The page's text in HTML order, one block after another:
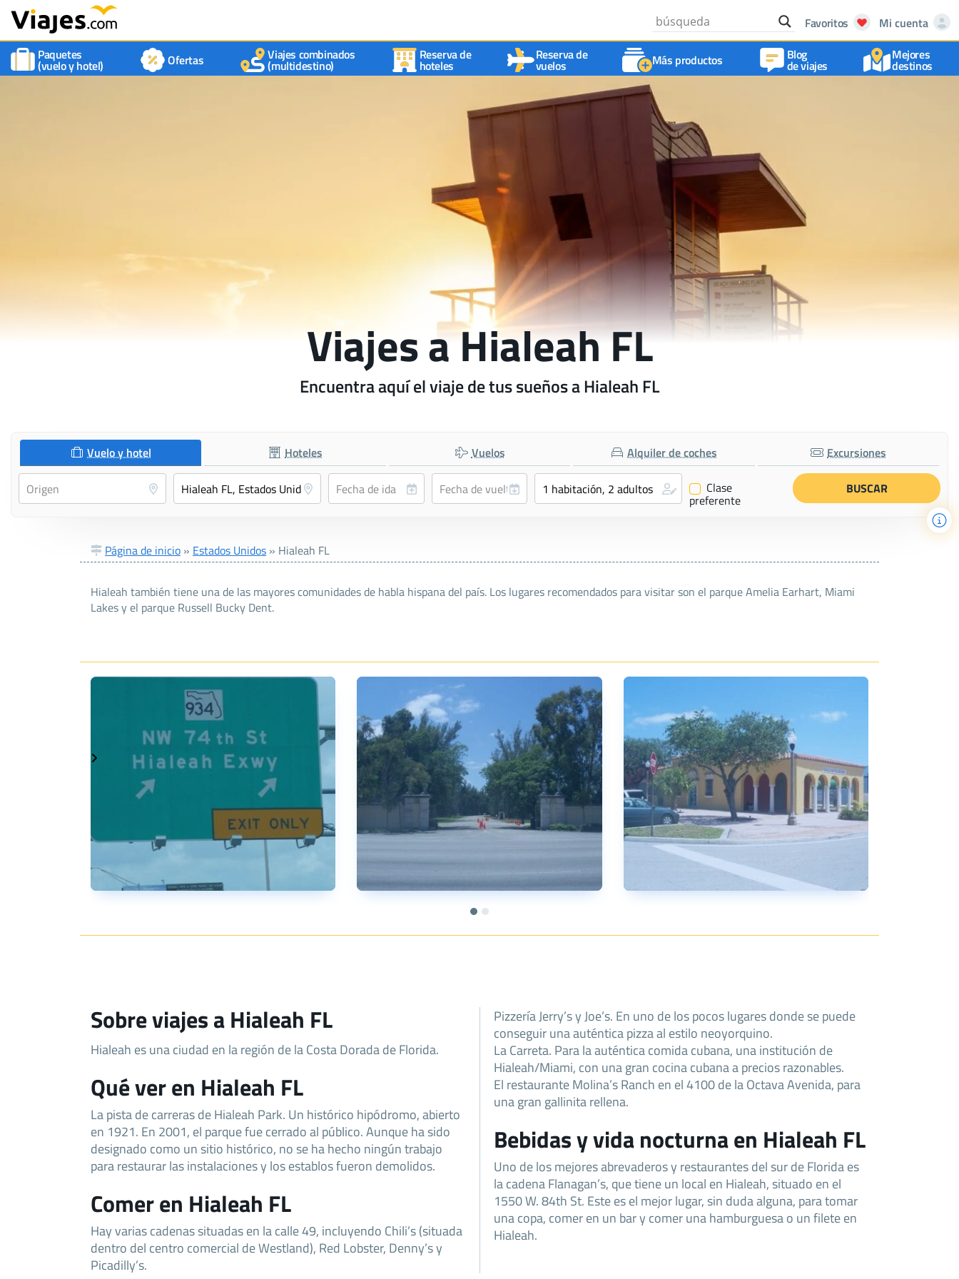
Favoritos
Mi cuenta
Paquetes
(vuelo y hotel) Ofertas Viajes combinados
(multidestino)
Reserva de
hoteles
Reserva de
vuelos Más productos Blog
de viajes
Mejores
destinos
Viajes a Hialeah FL
Encuentra aquí el viaje de tus sueños a Hialeah FL
Vuelo y hotel Hoteles Vuelos Alquiler de coches Excursiones
✔ Clase
preferente
Página de inicio » Estados Unidos » Hialeah FL
Hialeah también tiene una de las mayores comunidades de habla hispana del país. Los lugares recomendados para visitar son el parque Amelia Earhart, Miami
Lakes y el parque Russell Bucky Dent.
Sobre viajes a Hialeah FL
Hialeah es una ciudad en la región de la Costa Dorada de Florida.
Qué ver en Hialeah FL
La pista de carreras de Hialeah Park. Un histórico hipódromo, abierto
en 1921. En 2001, el parque fue cerrado al público. Aunque ha sido
designado como un sitio histórico, no se ha hecho ningún trabajo
para restaurar las instalaciones y los establos fueron demolidos.
Comer en Hialeah FL
Hay varias cadenas situadas en la calle 49, incluyendo Chili’s (situada
dentro del centro comercial de Westland), Red Lobster, Denny’s y
Picadilly’s.
Pizzería Jerry’s y Joe’s. En uno de los pocos lugares donde se puede
conseguir una auténtica pizza al estilo neoyorquino.
La Carreta. Para la auténtica comida cubana, una institución de
Hialeah/Miami, con una gran cocina cubana a precios razonables.
El restaurante Molina’s Ranch en el 4100 de la Octava Avenida, para
una gran gallinita rellena.
Bebidas y vida nocturna en Hialeah FL
Uno de los mejores abrevaderos y restaurantes del sur de Florida es
la cadena Flanagan’s, que tiene un local en Hialeah, situado en el
1550 W. 84th St. Este es el mejor lugar, sin duda alguna, para tomar
una copa, comer en un bar y comer una hamburguesa o un filete en
Hialeah.